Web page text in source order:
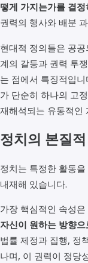
떻게 가지는가를 결
권력의 행사와 배분
현대적 정의들은 공
계의 갈등과 권력 투
는 점에서 특징적입
가 단순히 하나의 고
재해석되는 유동적인
정치의 본질
정치는 특정한 활동
내재해 있습니다.
가장 핵심적인 속성
자신이 원하는 방향
법률 제정과 집행, 정
나며, 이 권력이 정당